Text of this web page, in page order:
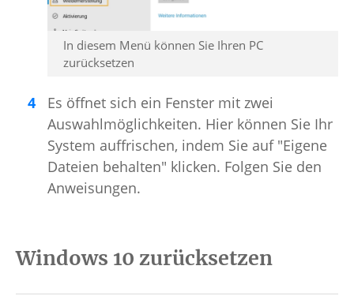
In diesem Menü können Sie Ihren PC
zurücksetzen
Es öffnet sich ein Fenster mit zwei
Auswahlmöglichkeiten. Hier können Sie Ihr
System auffrischen, indem Sie auf "Eigene
Dateien behalten" klicken. Folgen Sie den
Anweisungen.
Windows 10 zurücksetzen